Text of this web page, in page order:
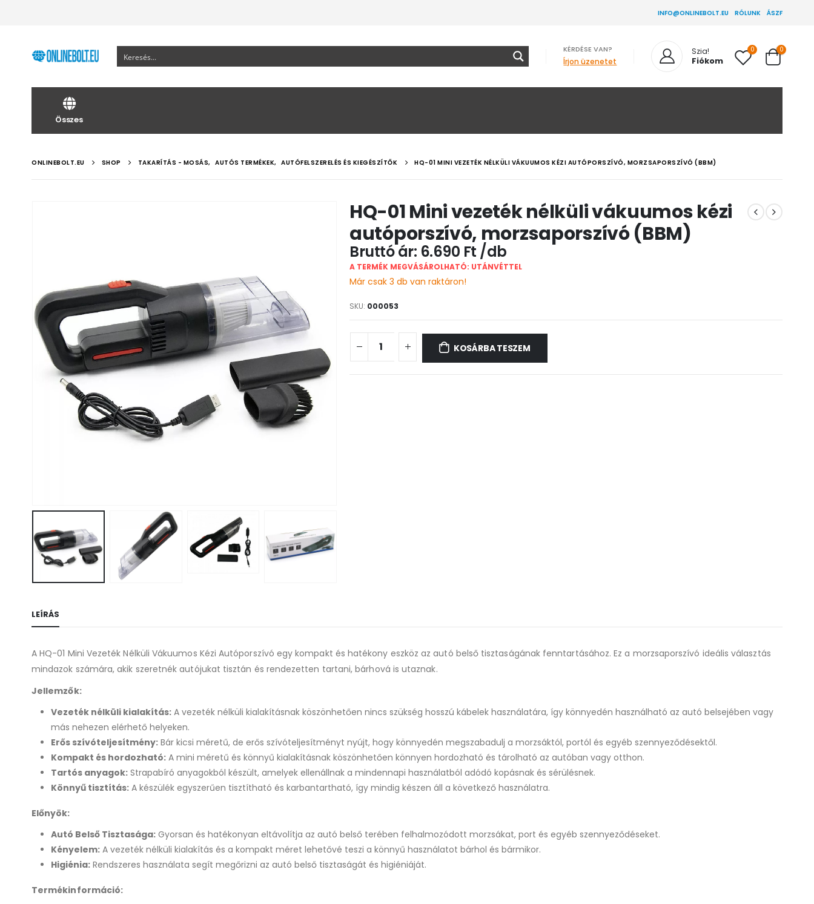
INFO@ONLINEBOLT.EU RÓLUNK ÁSZF
KÉRDÉSE VAN?
Írjon üzenetet
Szia!
Fiókom
0 0
Összes
ONLINEBOLT.EU SHOP TAKARÍTÁS - MOSÁS, AUTÓS TERMÉKEK, AUTÓFELSZERELÉS ÉS KIEGÉSZÍTŐK HQ-01 MINI VEZETÉK NÉLKÜLI VÁKUUMOS KÉZI AUTÓPORSZÍVÓ, MORZSAPORSZÍVÓ (BBM)
HQ-01 Mini vezeték nélküli vákuumos kézi
autóporszívó, morzsaporszívó (BBM)
6.690 Ft
A TERMÉK MEGVÁSÁROLHATÓ: UTÁNVÉTTEL
Már csak 3 db van raktáron!
SKU: 000053
KOSÁRBA TESZEM
LEÍRÁS
A HQ-01 Mini Vezeték Nélküli Vákuumos Kézi Autóporszívó egy kompakt és hatékony eszköz az autó belső tisztaságának fenntartásához. Ez a morzsaporszívó ideális választás
mindazok számára, akik szeretnék autójukat tisztán és rendezetten tartani, bárhová is utaznak.
Jellemzők:
Vezeték nélküli kialakítás: A vezeték nélküli kialakításnak köszönhetően nincs szükség hosszú kábelek használatára, így könnyedén használható az autó belsejében vagy
más nehezen elérhető helyeken.
Erős szívóteljesítmény: Bár kicsi méretű, de erős szívóteljesítményt nyújt, hogy könnyedén megszabadulj a morzsáktól, portól és egyéb szennyeződésektől.
Kompakt és hordozható: A mini méretű és könnyű kialakításnak köszönhetően könnyen hordozható és tárolható az autóban vagy otthon.
Tartós anyagok: Strapabíró anyagokból készült, amelyek ellenállnak a mindennapi használatból adódó kopásnak és sérülésnek.
Könnyű tisztítás: A készülék egyszerűen tisztítható és karbantartható, így mindig készen áll a következő használatra.
Előnyök:
Autó Belső Tisztasága: Gyorsan és hatékonyan eltávolítja az autó belső terében felhalmozódott morzsákat, port és egyéb szennyeződéseket.
Kényelem: A vezeték nélküli kialakítás és a kompakt méret lehetővé teszi a könnyű használatot bárhol és bármikor.
Higiénia: Rendszeres használata segít megőrizni az autó belső tisztaságát és higiéniáját.
Termékinformáció: